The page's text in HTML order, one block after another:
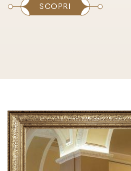
SCOPRI